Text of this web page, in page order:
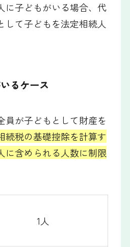
に子どもがいる場合、代
して子どもを法定相続人
るケース
員が子どもとして財産を
続税の基礎控除を計算す
に含められる人数に制限
1人